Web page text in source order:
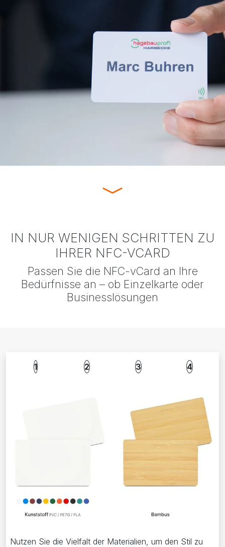
Flexibilität, die unsere digitale Visitenkarte bietet.
und neue drucken müssen."
Marc Buhren
Harbecke GmbH
IN NUR WENIGEN SCHRITTEN ZU
IHRER NFC-VCARD
Passen Sie die NFC-vCard an Ihre
Bedürfnisse an – ob Einzelkarte oder
Businesslösungen
1 2 3 4
Nutzen Sie die Vielfalt der Materialien, um den Stil zu